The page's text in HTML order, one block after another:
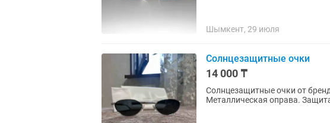
Шымкент, 29 июля
Солнцезащитные очки
14 000 ₸
Солнцезащитные очки от
Металлическая оправа.